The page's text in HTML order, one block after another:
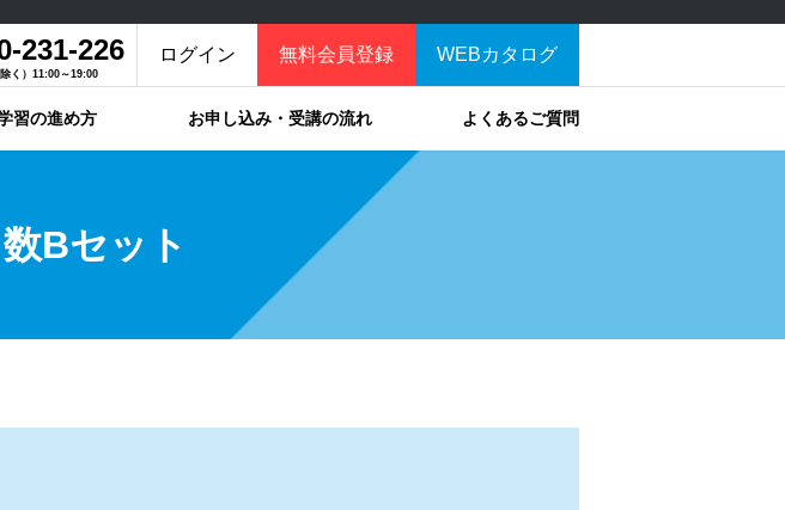
231-226
く）11:00～19:00
ログイン 無料会員登録 WEBカタログ
習の進め方 お申し込み・受講の流れ よくあるご質問
Bセット